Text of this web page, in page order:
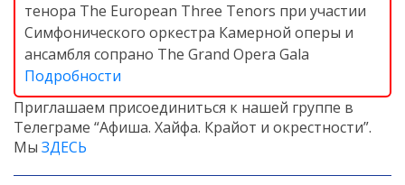
тенора The European Three Tenors при участии
Симфонического оркестра Камерной оперы и
ансамбля сопрано The Grand Opera Gala
Подробности
Приглашаем присоединиться к нашей группе в
Телеграме “Афиша. Хайфа. Крайот и окрестности”.
Мы ЗДЕСЬ